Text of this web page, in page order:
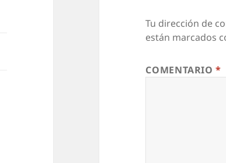
Tu dirección de
están marcados
COMENTARIO*